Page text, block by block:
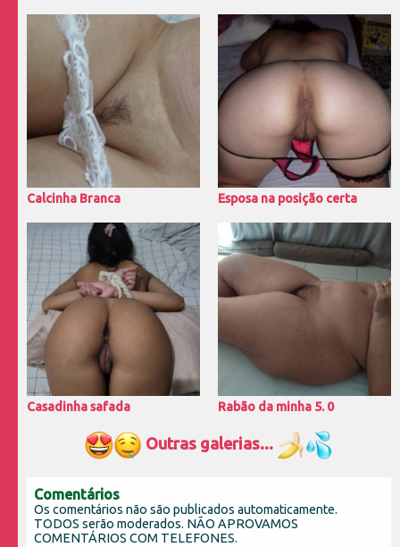
Calcinha Branca Esposa na posição certa
Casadinha safada Rabão da minha 5. 0
Outras galerias...
Comentários
Os comentários não são publicados automaticamente.
TODOS serão moderados. NÃO APROVAMOS
COMENTÁRIOS COM TELEFONES.